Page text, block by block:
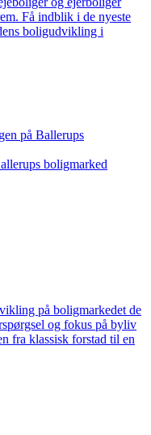
Få indblik i de nyeste
boligudvikling i
på Ballerups
boligmarked
på boligmarkedet de
og fokus på byliv
fra klassisk forstad til en